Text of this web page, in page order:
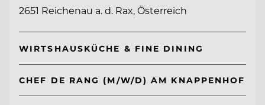
2651 Reichenau a. d. Rax, Österreich
WIRTSHAUSKÜCHE & FINE DINING
CHEF DE RANG (M/W/D) AM KNAPPENHOF